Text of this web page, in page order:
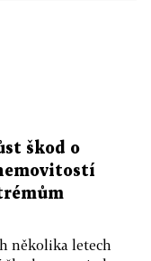
škod o
několika letech